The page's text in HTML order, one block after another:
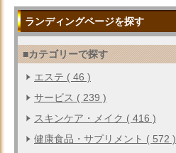
ランディングページを探す
■カテゴリーで探す
エステ ( 46 )
サービス ( 239 )
スキンケア・メイク ( 416 )
健康食品・サプリメント ( 572 )